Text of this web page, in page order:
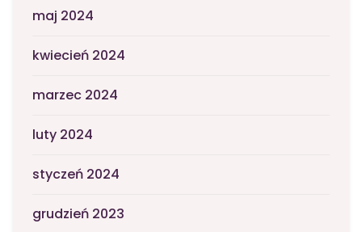
maj 2024
kwiecień 2024
marzec 2024
luty 2024
styczeń 2024
grudzień 2023